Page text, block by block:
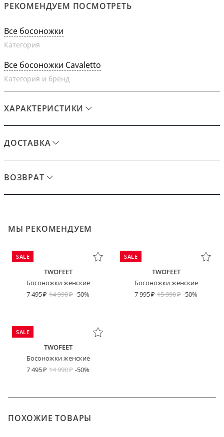
РЕКОМЕНДУЕМ ПОСМОТРЕТЬ
Все босоножки
Категория
Все босоножки Cavaletto
Категория и бренд
ХАРАКТЕРИСТИКИ
ДОСТАВКА
ВОЗВРАТ
МЫ РЕКОМЕНДУЕМ
SALE
TWOFEET
Босоножки женские
7 495
14 990 -50%
SALE
TWOFEET
Босоножки женские
7 995
15 990 -50%
SALE
TWOFEET
Босоножки женские
7 495
14 990 -50%
ПОХОЖИЕ ТОВАРЫ